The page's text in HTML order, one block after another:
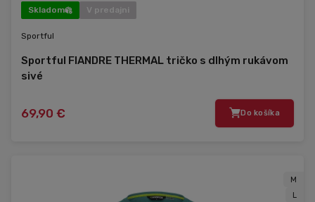
Skladom V predajni
Sportful
Sportful FIANDRE THERMAL tričko s dlhým rukávom
sivé
69,90 € Do košíka
M
L